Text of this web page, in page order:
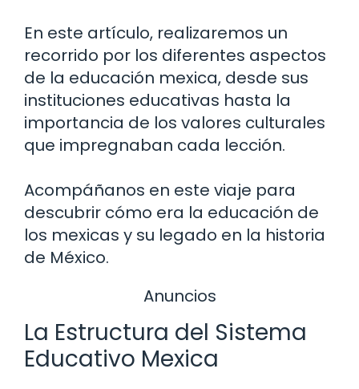
En este artículo, realizaremos un
recorrido por los diferentes aspectos
de la educación mexica, desde sus
instituciones educativas hasta la
importancia de los valores culturales
que impregnaban cada lección.
Acompáñanos en este viaje para
descubrir cómo era la educación de
los mexicas y su legado en la historia
de México.
Anuncios
La Estructura del Sistema
Educativo Mexica